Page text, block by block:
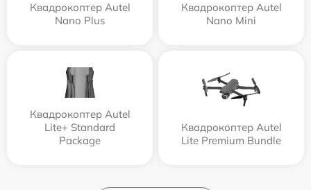
Квадрокоптер Autel
Nano Plus
Квадрокоптер Autel
Nano Mini
Квадрокоптер Autel
Lite+ Standard
Package
Квадрокоптер Autel
Lite Premium Bundle